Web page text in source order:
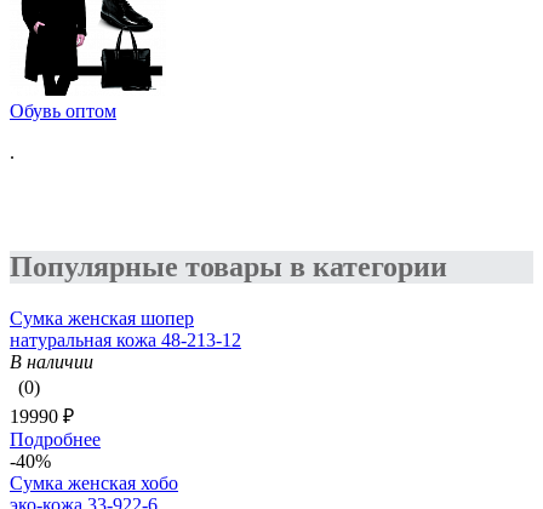
Обувь оптом
.
Популярные товары в категории
Сумка женская шопер
натуральная кожа 48-213-12
В наличии
(0)
19990 ₽
Подробнее
-40%
Сумка женская хобо